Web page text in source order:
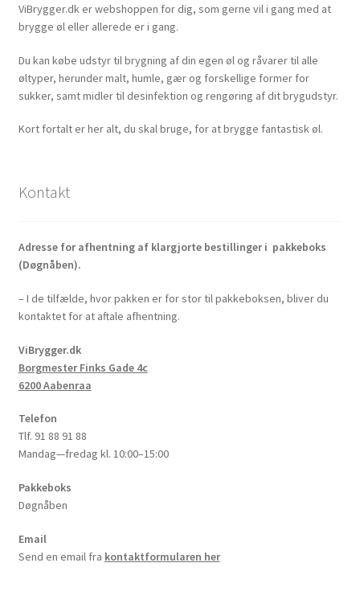
ViBrygger.dk er webshoppen for dig, som gerne vil i gang med at
brygge øl eller allerede er i gang.
Du kan købe udstyr til brygning af din egen øl og råvarer til alle
øltyper, herunder malt, humle, gær og forskellige former for
sukker, samt midler til desinfektion og rengøring af dit brygudstyr.
Kort fortalt er her alt, du skal bruge, for at brygge fantastisk øl.
Kontakt
Adresse for afhentning af klargjorte bestillinger i pakkeboks
(Døgnåben).
– I de tilfælde, hvor pakken er for stor til pakkeboksen, bliver du
kontaktet for at aftale afhentning.
ViBrygger.dk
Borgmester Finks Gade 4c
6200 Aabenraa
Telefon
Tlf. 91 88 91 88
Mandag—fredag kl. 10:00–15:00
Pakkeboks
Døgnåben
Email
Send en email fra kontaktformularen her